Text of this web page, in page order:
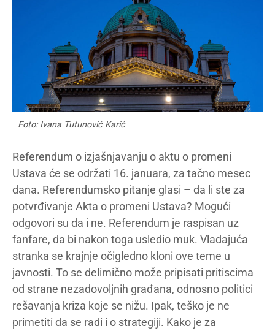
Foto: Ivana Tutunović Karić
Referendum o izjašnjavanju o aktu o promeni
Ustava će se održati 16. januara, za tačno mesec
dana. Referendumsko pitanje glasi – da li ste za
potvrđivanje Akta o promeni Ustava? Mogući
odgovori su da i ne. Referendum je raspisan uz
fanfare, da bi nakon toga usledio muk. Vladajuća
stranka se krajnje očigledno kloni ove teme u
javnosti. To se delimično može pripisati pritiscima
od strane nezadovoljnih građana, odnosno politici
rešavanja kriza koje se nižu. Ipak, teško je ne
primetiti da se radi i o strategiji. Kako je za